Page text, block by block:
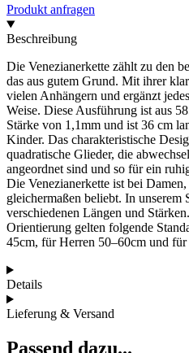
Produkt anfragen
Beschreibung
Die Venezianerkette zählt zu den
das aus gutem Grund. Mit ihrer
vielen Anhängern und ergänzt
Weise. Diese Ausführung ist aus
Stärke von 1,1mm und ist 36 cm
Kinder. Das charakteristische
quadratische Glieder, die
angeordnet sind und so für ein
Die Venezianerkette ist bei
gleichermaßen beliebt. In unserem
verschiedenen Längen und
Orientierung gelten folgende
45cm, für Herren 50–60cm und
Details
Lieferung & Versand
Passend dazu...